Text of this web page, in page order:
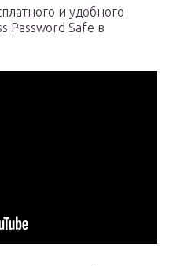
и удобного
Password Safe в